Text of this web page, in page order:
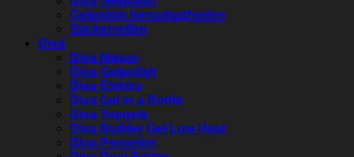
Gelpolish benodigdheden
Stickervellen
Diva
Diva Nieuw
Diva Gelpolish
Diva Elektra
Diva Gel in a Bottle
Diva Topgels
Diva Builder Gel Low Heat
Diva Penselen